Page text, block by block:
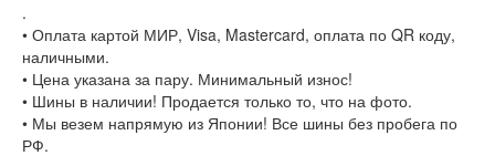
.
• Оплата картой МИР, Visa, Mastercard, оплата по QR коду,
наличными.
• Цена указана за пару. Минимальный износ!
• Шины в наличии! Продается только то, что на фото.
• Мы везем напрямую из Японии! Все шины без пробега по
РФ.